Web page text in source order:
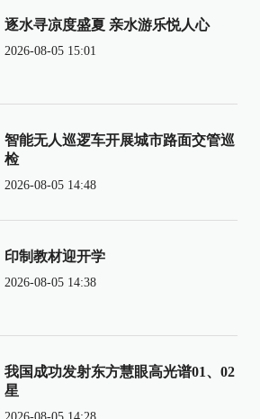
逐水寻凉度盛夏 亲水游乐悦人心
2026-08-05 15:01
智能无人巡逻车开展城市路面交管巡
检
2026-08-05 14:48
印制教材迎开学
2026-08-05 14:38
我国成功发射东方慧眼高光谱01、02
星